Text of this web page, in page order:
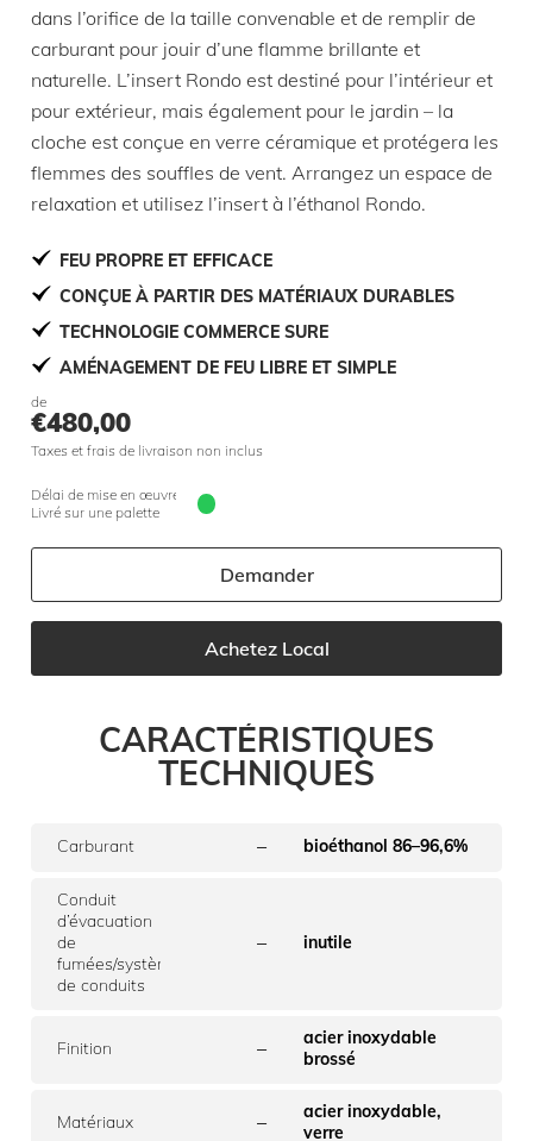
dans l’orifice de la taille convenable et de remplir de
carburant pour jouir d’une flamme brillante et
naturelle. L’insert Rondo est destiné pour l’intérieur et
pour extérieur, mais également pour le jardin – la
cloche est conçue en verre céramique et protégera les
flemmes des souffles de vent. Arrangez un espace de
relaxation et utilisez l’insert à l’éthanol Rondo.
FEU PROPRE ET EFFICACE
CONÇUE À PARTIR DES MATÉRIAUX DURABLES
TECHNOLOGIE COMMERCE SURE
AMÉNAGEMENT DE FEU LIBRE ET SIMPLE
de
€480,00
Taxes et frais de livraison non inclus
Délai de mise en œuvre 5 jours
Livré sur une palette
Demander
Achetez Local
CARACTÉRISTIQUES
TECHNIQUES
Carburant – bioéthanol 86–96,6%
Conduit
d’évacuation
de
fumées/système
de conduits
– inutile
Finition –
acier inoxydable
brossé
Matériaux –
acier inoxydable,
verre